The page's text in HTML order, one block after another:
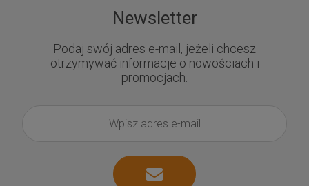
Newsletter
Podaj swój adres e-mail, jeżeli chcesz
otrzymywać informacje o nowościach i
promocjach.